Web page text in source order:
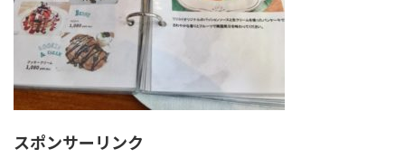
スポンサーリンク